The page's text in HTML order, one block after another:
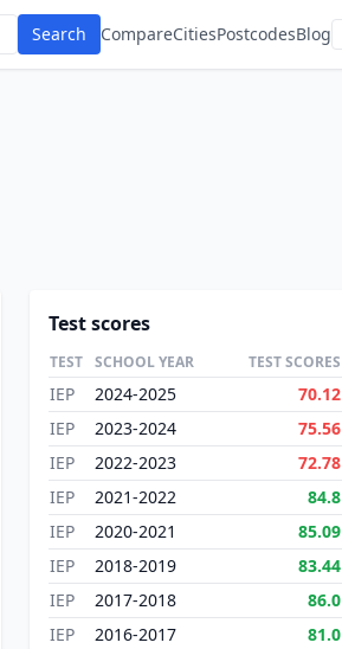
Search CompareCitiesPostcodesBlog
Test scores
TEST SCHOOL YEAR TEST SCORES
IEP 2024-2025 70.12
IEP
2023-2024 75.56
IEP
2022-2023 72.78
IEP
2021-2022 84.8
IEP
2020-2021 85.09
IEP
2018-2019 83.44
IEP
2017-2018 86.0
IEP
2016-2017 81.0